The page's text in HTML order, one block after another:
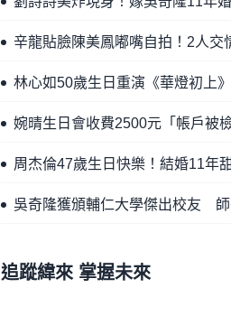
辛龍貼臉陳美鳳嘟嘴自拍！2人
林心如50歲生日重演《華燈初上
婉晴生日會收費2500元「帳戶被
周杰倫47歲生日快樂！結婚11
吳奇隆獲頒輔仁大學傑出校友
追蹤緯來 掌握未來